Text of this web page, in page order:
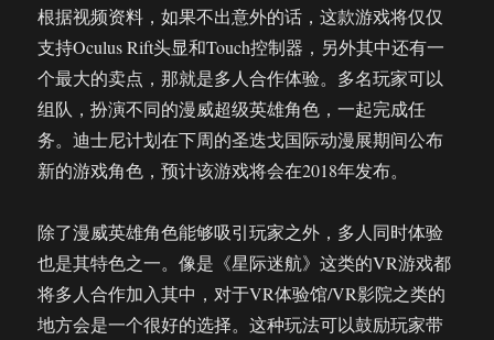
根据视频资料，如果不出意外的话，这款游戏将仅仅
支持Oculus Rift头显和Touch控制器，另外其中还有一
个最大的卖点，那就是多人合作体验。多名玩家可以
组队，扮演不同的漫威超级英雄角色，一起完成任
务。迪士尼计划在下周的圣迭戈国际动漫展期间公布
新的游戏角色，预计该游戏将会在2018年发布。
除了漫威英雄角色能够吸引玩家之外，多人同时体验
也是其特色之一。像是《星际迷航》这类的VR游戏都
将多人合作加入其中，对于VR体验馆/VR影院之类的
地方会是一个很好的选择。这种玩法可以鼓励玩家带